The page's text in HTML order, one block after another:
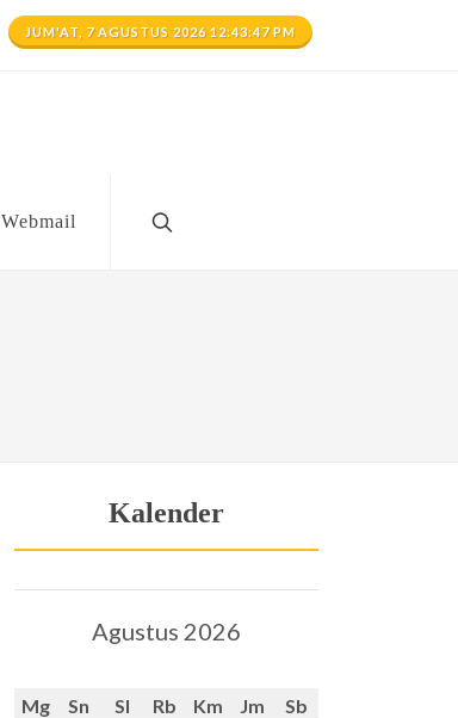
JUM'AT, 7 AGUSTUS 2026 12:43:47 PM
Webmail
Kalender
Agustus 2026
Mg Sn Sl Rb Km Jm
Sb